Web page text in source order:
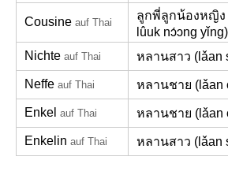
Cousine auf Thai
ลูกพี่ลูกน้องหญิง
lûuk nɔ́ɔng yǐng)
Nichte auf Thai หลานสาว (lǎan
Neffe auf Thai หลานชาย (lǎan
Enkel auf Thai หลานชาย (lǎan
Enkelin auf Thai หลานสาว (lǎan